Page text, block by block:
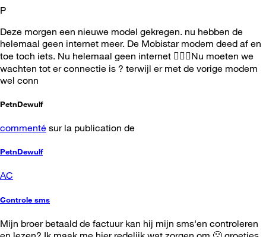
P
Deze morgen een nieuwe model gekregen. nu hebben de
helemaal geen internet meer. De Mobistar modem deed af en
toe toch iets. Nu helemaal geen internet 🤷🏻‍♂️Nu moeten we
wachten tot er connectie is ? terwijl er met de vorige modem
wel conn
PetnDewulf
commenté sur la publication de
PetnDewulf
AC
Controle sms
Mijn broer betaald de factuur kan hij mijn sms'en controleren